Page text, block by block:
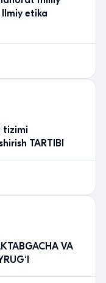
etika
tizimi
TARTIBI
VA